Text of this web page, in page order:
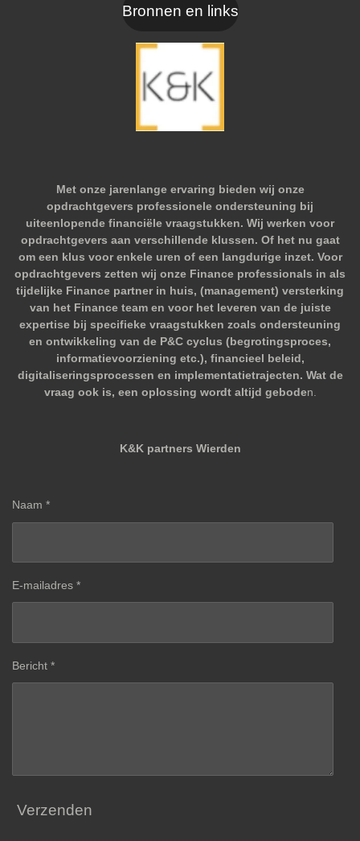
Bronnen en links
Met onze jarenlange ervaring bieden wij onze
opdrachtgevers professionele ondersteuning bij
uiteenlopende financiële vraagstukken. Wij werken voor
opdrachtgevers aan verschillende klussen. Of het nu gaat
om een klus voor enkele uren of een langdurige inzet. Voor
opdrachtgevers zetten wij onze Finance professionals in als
tijdelijke Finance partner in huis, (management) versterking
van het Finance team en voor het leveren van de juiste
expertise bij specifieke vraagstukken zoals ondersteuning
en ontwikkeling van de P&C cyclus (begrotingsproces,
informatievoorziening etc.), financieel beleid,
digitaliseringsprocessen en implementatietrajecten. Wat de
vraag ook is, een oplossing wordt altijd geboden.
K&K partners Wierden
Naam *
E-mailadres *
Bericht *
Verzenden